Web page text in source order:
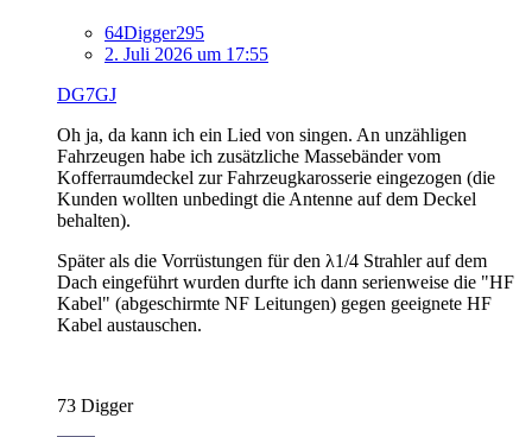
64Digger295
2. Juli 2026 um 17:55
DG7GJ
Oh ja, da kann ich ein Lied von singen. An unzähligen
Fahrzeugen habe ich zusätzliche Massebänder vom
Kofferraumdeckel zur Fahrzeugkarosserie eingezogen (die
Kunden wollten unbedingt die Antenne auf dem Deckel
behalten).
Später als die Vorrüstungen für den λ1/4 Strahler auf dem
Dach eingeführt wurden durfte ich dann serienweise die "HF
Kabel" (abgeschirmte NF Leitungen) gegen geeignete HF
Kabel austauschen.
73 Digger